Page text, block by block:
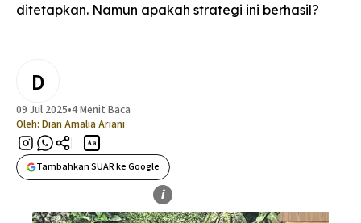
ditetapkan. Namun apakah strategi ini berhasil?
D
09 Jul 2025•4 Menit Baca
Oleh: Dian Amalia Ariani
Aa
Tambahkan SUAR ke Google
i